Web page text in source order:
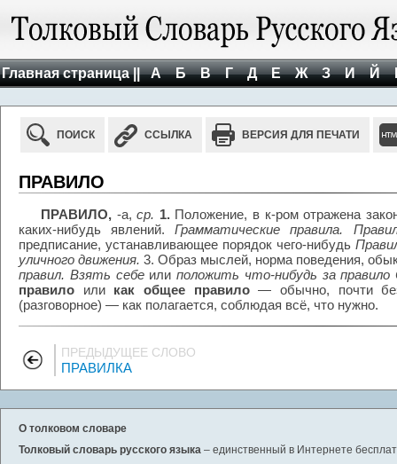
Главная страница || А Б В Г Д Е Ж З И Й
ПОИСК ССЫЛКА ВЕРСИЯ ДЛЯ ПЕЧАТИ
ПРАВИЛО
ПРАВИЛО, -а,ср. 1.Положение, в к-ром отражена
каких-нибудь явлений.Грамматические правила.
предписание, устанавливающее порядок чего-нибудь
уличного движения. 3. Образ мыслей, норма поведения,
правил. Взять себеилиположить что-нибудь за
правило иликак общее правило— обычно, почти
(разговорное) — как полагается, соблюдая всё, что нужно.
ПРЕДЫДУЩЕЕ СЛОВО
ПРАВИЛКА
О толковом словаре
Толковый словарь русского языка – единственный в Интернете